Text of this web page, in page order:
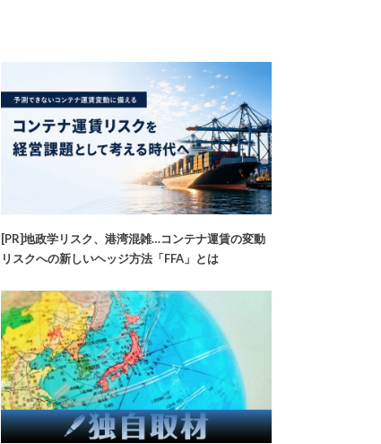
[PR]地政学リスク、港湾混雑…コンテナ運賃の変動
リスクへの新しいヘッジ方法「FFA」とは